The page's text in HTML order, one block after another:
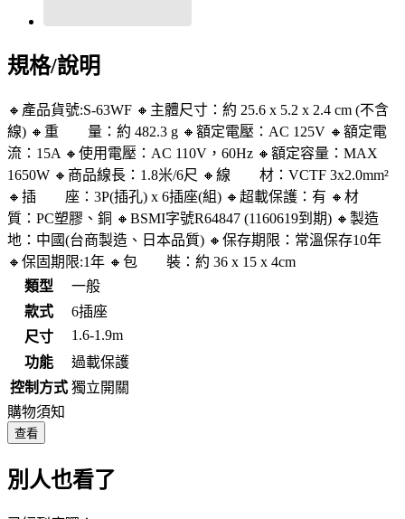
規格/說明
🔸產品貨號:S-63WF 🔸主體尺寸：約 25.6 x 5.2 x 2.4 cm (不含
線) 🔸重 量：約 482.3 g 🔸額定電壓：AC 125V 🔸額定電
流：15A 🔸使用電壓：AC 110V，60Hz 🔸額定容量：MAX
1650W 🔸商品線長：1.8米/6尺 🔸線 材：VCTF 3x2.0mm²
🔸插 座：3P(插孔) x 6插座(組) 🔸超載保護：有 🔸材
質：PC塑膠、銅 🔸BSMI字號R64847 (1160619到期) 🔸製造
地：中國(台商製造、日本品質) 🔸保存期限：常溫保存10年
🔸保固期限:1年 🔸包 裝：約 36 x 15 x 4cm
類型
一般
款式
6插座
尺寸
1.6-1.9m
功能
過載保護
控制方式 獨立開關
購物須知
查看
別人也看了